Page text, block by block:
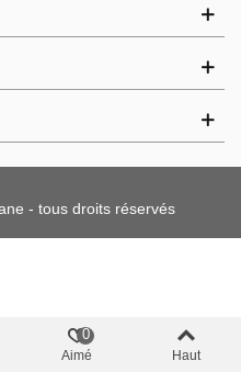
- tous droits réservés
Aimé
0
Haut